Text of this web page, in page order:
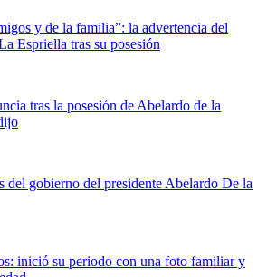
y de la familia”: la advertencia del
Espriella tras su posesión
tras la posesión de Abelardo de la
del gobierno del presidente Abelardo De la
inició su periodo con una foto familiar y